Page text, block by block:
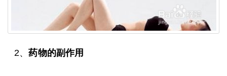
2、药物的副作用